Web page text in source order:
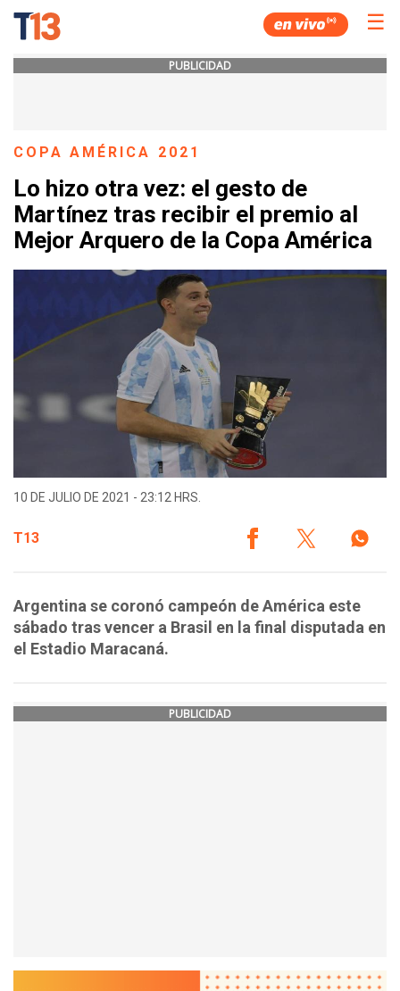
☰
PUBLICIDAD
COPA AMÉRICA 2021
Lo hizo otra vez: el gesto de
Martínez tras recibir el premio al
Mejor Arquero de la Copa América
10 DE JULIO DE 2021 - 23:12 HRS.
T13
Argentina se coronó campeón de América este
sábado tras vencer a Brasil en la final disputada en
el Estadio Maracaná.
PUBLICIDAD